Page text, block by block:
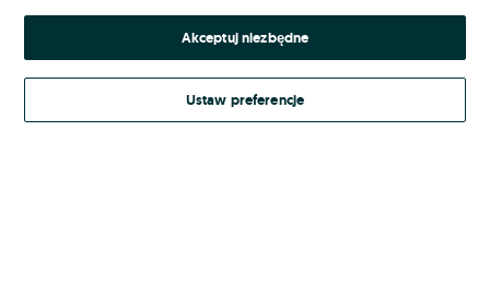
Zaloguj się
Kontynuując za pośrednictwem jednego z dostawców wskazanych powyżej,
Regulamin serwisuOLX.pl w jego aktualnym brzmieniu.
Akceptuj niezbędne
Ustaw preferencje